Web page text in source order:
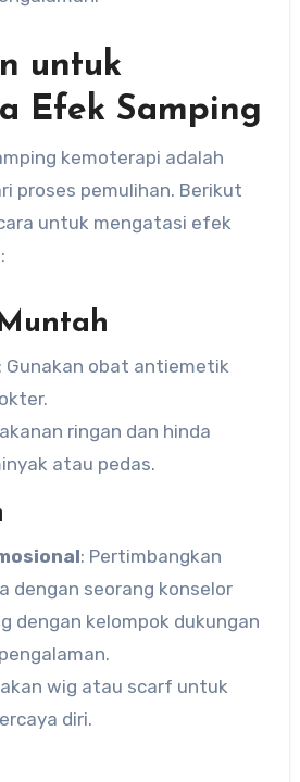
untuk
Efek Samping
kemoterapi adalah
proses pemulihan. Berikut
untuk mengatasi efek
: Gunakan obat antiemetik
ringan dan hinda
atau pedas.
: Pertimbangkan
dengan seorang konselor
dengan kelompok dukungan
wig atau scarf untuk
diri.